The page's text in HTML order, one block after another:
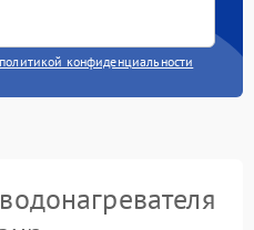
политикой конфиденциальности